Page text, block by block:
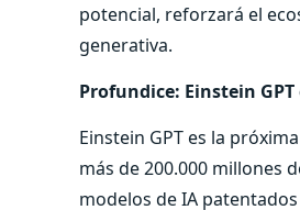
potencial, reforzará el
generativa.
Profundice: Einstein GPT
Einstein GPT es la
más de 200.000 millones
modelos de IA